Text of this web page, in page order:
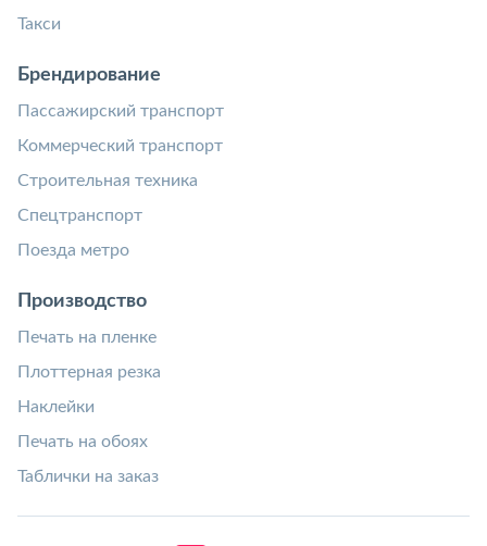
Такси
Брендирование
Пассажирский транспорт
Коммерческий транспорт
Строительная техника
Спецтранспорт
Поезда метро
Производство
Печать на пленке
Плоттерная резка
Наклейки
Печать на обоях
Таблички на заказ